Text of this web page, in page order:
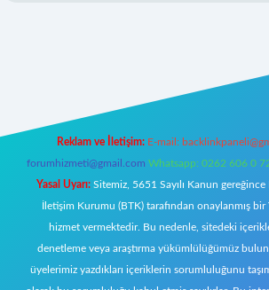
Reklam ve İletişim: E-mail:
forumhizmeti@gmail.com Whatsapp: 0262 606 0
Yasal Uyarı: Sitemiz, 5651 Sayılı Kanun
İletişim Kurumu (BTK) tarafından onaylanmış bir
hizmet vermektedir. Bu nedenle, sitedeki
denetleme veya araştırma yükümlülüğümüz
üyelerimiz yazdıkları içeriklerin sorumluluğunu